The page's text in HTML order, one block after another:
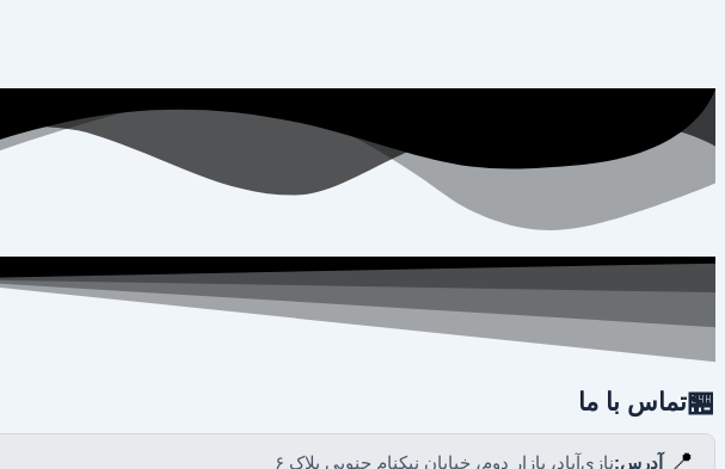
🏪تماس با ما
📍 آدرس:نازی‌آباد، بازار دوم، خیابان نیکنام جنوبی پلاک ۶